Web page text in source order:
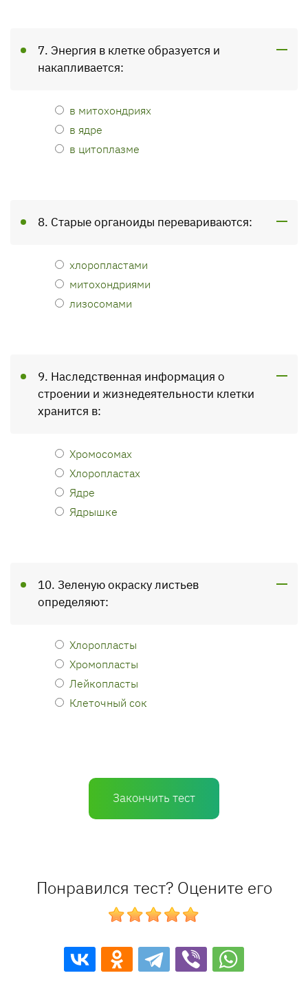
7. Энергия в клетке образуется и
накапливается:
в митохондриях
в ядре
в цитоплазме
8. Старые органоиды перевариваются:
хлоропластами
митохондриями
лизосомами
9. Наследственная информация о
строении и жизнедеятельности клетки
хранится в:
Хромосомах
Хлоропластах
Ядре
Ядрышке
10. Зеленую окраску листьев
определяют:
Хлоропласты
Хромопласты
Лейкопласты
Клеточный сок
Закончить тест
Понравился тест? Оцените его